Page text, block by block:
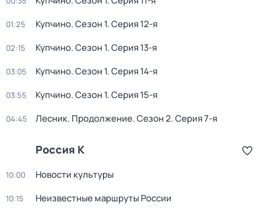
01:25 Купчино. Сезон 1. Серия 12-я
02:15 Купчино. Сезон 1. Серия 13-я
03:05 Купчино. Сезон 1. Серия 14-я
03:55 Купчино. Сезон 1. Серия 15-я
04:45 Лесник. Продолжение. Сезон 2. Серия 7-я
Россия К
10:00 Новости культуры
10:15 Неизвестные маршруты России